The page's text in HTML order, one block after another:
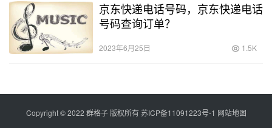
京东快递电话号码，京东快递电话
号码查询订单？
2023年6月25日 1.5K
Copyright © 2022 群格子 版权所有苏ICP备11091223号-1 网站地图